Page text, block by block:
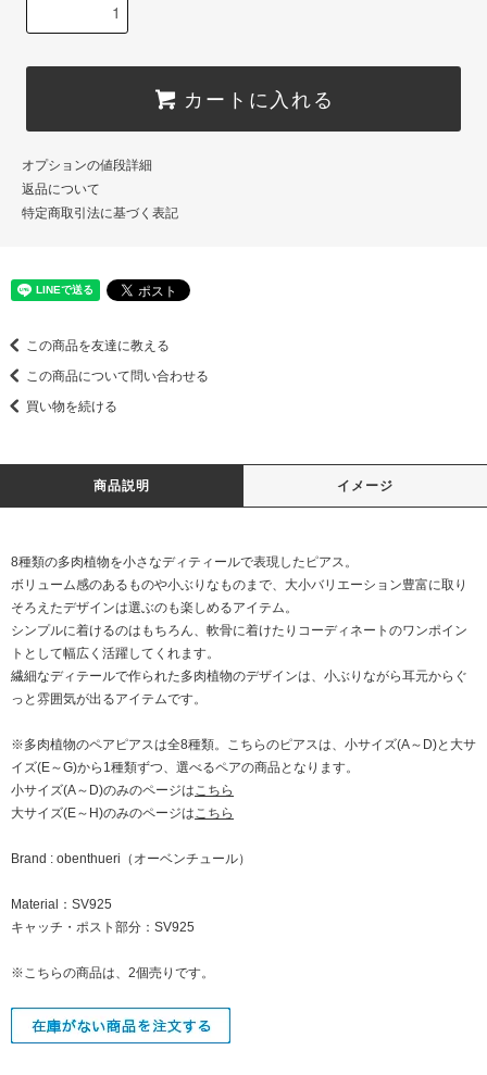
カートに入れる
オプションの値段詳細
返品について
特定商取引法に基づく表記
この商品を友達に教える
この商品について問い合わせる
買い物を続ける
商品説明 イメージ
8種類の多肉植物を小さなディティールで表現したピアス。
ボリューム感のあるものや小ぶりなものまで、大小バリエーション豊富に取り
そろえたデザインは選ぶのも楽しめるアイテム。
シンプルに着けるのはもちろん、軟骨に着けたりコーディネートのワンポイン
トとして幅広く活躍してくれます。
繊細なディテールで作られた多肉植物のデザインは、小ぶりながら耳元からぐ
っと雰囲気が出るアイテムです。
※多肉植物のペアピアスは全8種類。こちらのピアスは、小サイズ(A～D)と大サ
イズ(E～G)から1種類ずつ、選べるペアの商品となります。
小サイズ(A～D)のみのページは こちら
大サイズ(E～H)のみのページは こちら
Brand : obenthueri（オーベンチュール）
Material：SV925
キャッチ・ポスト部分：SV925
※こちらの商品は、2個売りです。